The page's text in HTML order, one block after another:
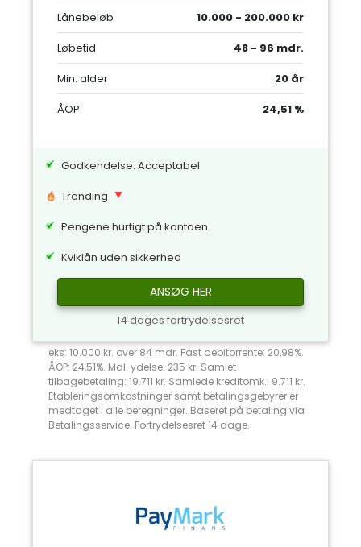
Lånebeløb
10.000 - 200.000 kr
Løbetid
48 - 96 mdr.
Min. alder
20 år
ÅOP
24,51 %
Godkendelse: Acceptabel
Trending
Pengene hurtigt på kontoen
Kviklån uden sikkerhed
ANSØG HER
14 dages fortrydelsesret
eks: 10.000 kr. over 84 mdr. Fast debitorrente: 20,98%.
ÅOP: 24,51%. Mdl. ydelse: 235 kr. Samlet
tilbagebetaling: 19.711 kr. Samlede kreditomk.: 9.711 kr.
Etableringsomkostninger samt betalingsgebyrer er
medtaget i alle beregninger. Baseret på betaling via
Betalingsservice. Fortrydelsesret 14 dage.